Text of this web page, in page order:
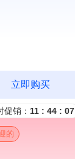
立即购买
促销： 11 : 44 : 07
的